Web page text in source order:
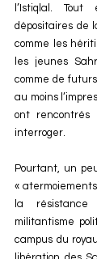
l’Istiqlal.
dépositaires de
comme les
les jeunes
comme de
au moins
ont rencontrés
interroger.
Pourtant, un
«
la
militantisme
campus du